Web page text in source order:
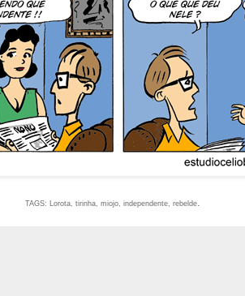
TAGS: Lorota, tirinha, miojo, independente, rebelde